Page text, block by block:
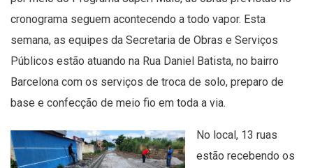
cronograma seguem acontecendo a todo vapor. Esta
semana, as equipes da Secretaria de Obras e Serviços
Públicos estão atuando na Rua Daniel Batista, no bairro
Barcelona com os serviços de troca de solo, preparo de
base e confecção de meio fio em toda a via.
No local, 13 ruas
estão recebendo os